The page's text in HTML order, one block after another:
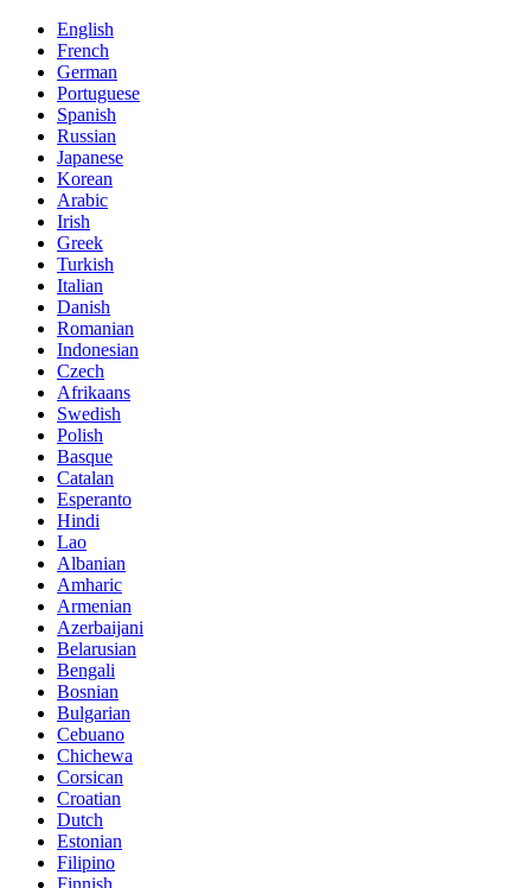
English
French
German
Portuguese
Spanish
Russian
Japanese
Korean
Arabic
Irish
Greek
Turkish
Italian
Danish
Romanian
Indonesian
Czech
Afrikaans
Swedish
Polish
Basque
Catalan
Esperanto
Hindi
Lao
Albanian
Amharic
Armenian
Azerbaijani
Belarusian
Bengali
Bosnian
Bulgarian
Cebuano
Chichewa
Corsican
Croatian
Dutch
Estonian
Filipino
Finnish